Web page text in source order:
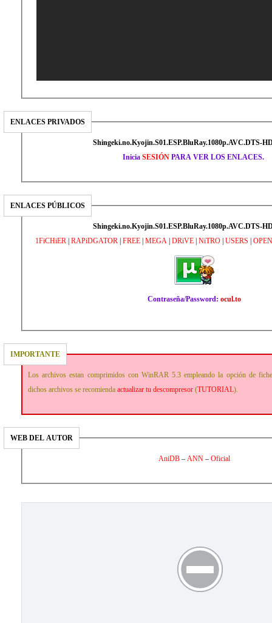
ENLACES PRIVADOS
Shingeki.no.Kyojin.S01.ESP.BluRay.1080p.AVC.DTS-
Inicia SESIÓN PARA VER LOS ENLACES.
ENLACES PÚBLICOS
Shingeki.no.Kyojin.S01.ESP.BluRay.1080p.AVC.DTS-
1FiCHiER | RAPiDGATOR | FREE| MEGA | DRiVE| NiTRO| USERS | OPEN
Contraseña/Password: ocul.to
IMPORTANTE
Los archivos estan comprimidos con WinRAR 5.3 empleando la opción de
dichos archivos se recomienda actualizar tu descompresor (TUTORIAL).
WEB DEL AUTOR
AniDB – ANN – Oficial